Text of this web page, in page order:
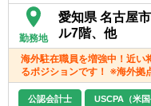
勤務地
愛知県 名古屋
ル7階、他
海外駐在職員を増強中！近い
るポジションです！ ※海外拠
公認会計士 USCPA（米国